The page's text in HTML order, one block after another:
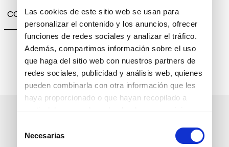
Las cookies de este sitio web se usan para
personalizar el contenido y los anuncios, ofrecer
funciones de redes sociales y analizar el tráfico.
Además, compartimos información sobre el uso
que haga del sitio web con nuestros partners de
redes sociales, publicidad y análisis web, quienes
pueden combinarla con otra información que les
haya proporcionado o que hayan recopilado a
partir del uso que haya hecho de sus servicios.
deNecesarias
COMPARTIR